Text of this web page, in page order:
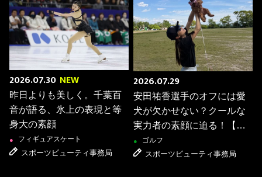
2026.07.30 NEW
昨日よりも美しく。千葉百
音が語る、氷上の表現と等
身大の素顔
● フィギュアスケート
スポーツビューティ事務局
2026.07.29
安田祐香選手のオフには愛
犬が欠かせない？クールな
実力者の素顔に迫る！【女
子ゴルファー質問リレー】
● ゴルフ
スポーツビューティ事務局